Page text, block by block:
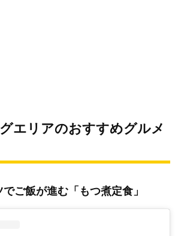
エリアのおすすめグルメ
ご飯が進む「もつ煮定食」